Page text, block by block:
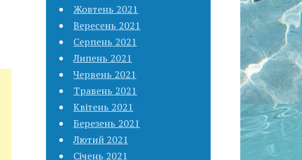
Жовтень 2021
Вересень 2021
Серпень 2021
Липень 2021
Червень 2021
Травень 2021
Квітень 2021
Березень 2021
Лютий 2021
Січень 2021